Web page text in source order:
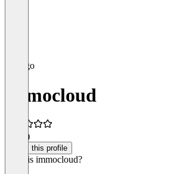
immocloud
(5)
Claim this profile
What is immocloud?